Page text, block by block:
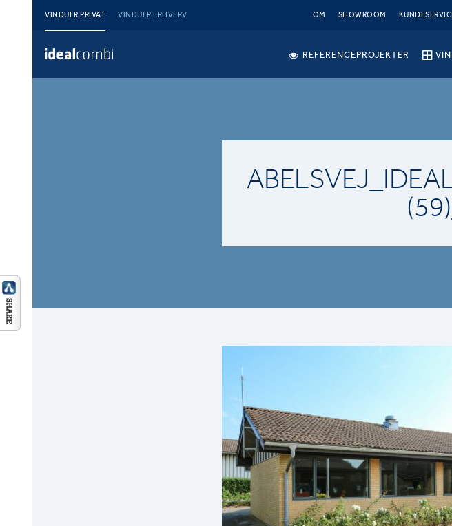
VINDUER PRIVAT VINDUER ERHVERV OM SHOWROOM
REFERENCEPROJEKTER